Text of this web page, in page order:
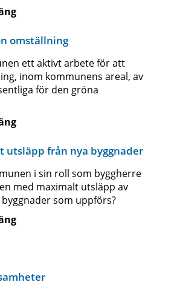
omställning
ett aktivt arbete för att
inom kommunens areal, av
för den gröna
utsläpp från nya byggnader
i sin roll som byggherre
med maximalt utsläpp av
som uppförs?